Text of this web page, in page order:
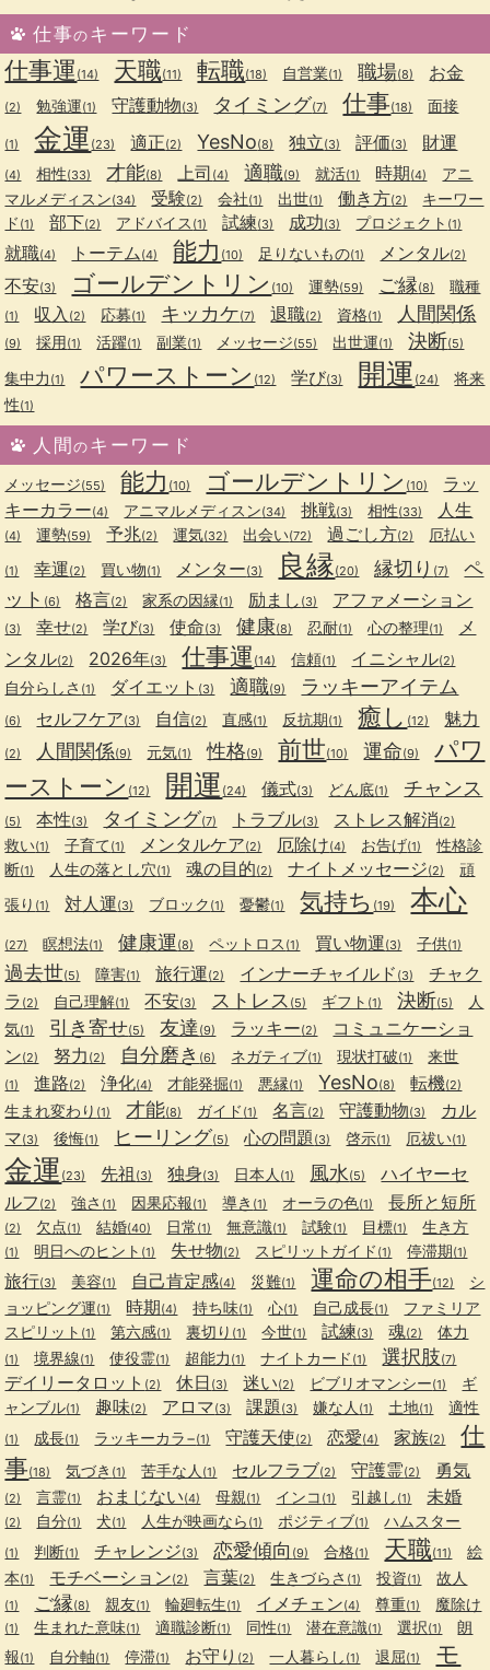
仕事のキーワード
仕事運 (14) 天職(11) 転職(18) 自営業(1) 職場(8) お金
(2) 勉強運(1) 守護動物(3) タイミング(7) 仕事(18) 面接
(1) 金運 (23) 適正(2) YesNo(8) 独立(3) 評価(3) 財運
(4) 相性(33) 才能(8) 上司 (4) 適職(9) 就活(1) 時期(4)
アニ
マルメディスン(34) 受験(2) 会社(1) 出世(1) 働き方(2)
キーワー
ド (1) 部下(2) アドバイス (1) 試練(3) 成功(3) プロジェクト (1)
就職(4) トーテム (4) 能力 (10) 足りないもの(1) メンタル(2)
不安(3) ゴールデントリン (10) 運勢(59) ご縁(8) 職種
(1) 収入 (2) 応募(1) キッカケ(7) 退職(2) 資格(1) 人間関係
(9) 採用(1) 活躍(1) 副業(1) メッセージ(55) 出世運(1) 決断(5)
集中力 (1) パワーストーン (12) 学び(3) 開運 (24)
将来
性(1)
人間のキーワード
メッセージ(55) 能力 (10) ゴールデントリン (10)
ラッ
キーカラー(4) アニマルメディスン(34) 挑戦(3) 相性(33) 人生
(4) 運勢(59) 予兆(2) 運気(32) 出会い(72) 過ごし方(2) 厄払い
(1) 幸運(2) 買い物(1) メンター(3) 良縁(20) 縁切り (7)
ペ
ット (6) 格言(2) 家系の因縁(1) 励まし (3) アファメーション
(3) 幸せ(2) 学び(3) 使命(3) 健康(8) 忍耐(1) 心の整理(1)
メ
ンタル(2) 2026年(3) 仕事運 (14) 信頼(1) イニシャル(2)
自分らしさ (1) ダイエット (3) 適職(9) ラッキーアイテム
(6) セルフケア(3) 自信(2) 直感(1) 反抗期(1) 癒し (12) 魅力
(2) 人間関係(9) 元気(1) 性格(9) 前世(10) 運命(9)
パワ
ーストーン (12) 開運 (24) 儀式(3) どん底(1) チャンス
(5) 本性(3) タイミング(7) トラブル(3) ストレス解消(2)
救い(1) 子育て(1) メンタルケア(2) 厄除け(4) お告げ(1)
性格診
断(1) 人生の落とし穴(1) 魂の目的(2) ナイトメッセージ(2)
頑
張り (1) 対人運(3) ブロック (1) 憂鬱(1) 気持ち (19) 本心
(27) 瞑想法(1) 健康運(8) ペットロス (1) 買い物運(3) 子供(1)
過去世(5) 障害(1) 旅行運(2) インナーチャイルド (3)
チャク
ラ (2) 自己理解(1) 不安(3) ストレス (5) ギフト (1) 決断(5)
人
気(1) 引き寄せ(5) 友達 (9) ラッキー(2)
コミュニケーショ
ン(2) 努力 (2) 自分磨き (6) ネガティブ(1) 現状打破(1) 来世
(1) 進路(2) 浄化(4) 才能発掘(1) 悪縁(1) YesNo(8) 転機(2)
生まれ変わり (1) 才能(8) ガイド (1) 名言(2) 守護動物(3)
カル
マ(3) 後悔(1) ヒーリング(5) 心の問題 (3) 啓示(1) 厄祓い(1)
金運 (23) 先祖 (3) 独身(3) 日本人 (1) 風水(5)
ハイヤーセ
ルフ (2) 強さ (1) 因果応報(1) 導き (1) オーラの色(1) 長所と短所
(2) 欠点(1) 結婚(40) 日常 (1) 無意識(1) 試験(1) 目標(1) 生き方
(1) 明日へのヒント (1) 失せ物(2) スピリットガイド (1) 停滞期(1)
旅行(3) 美容(1) 自己肯定感(4) 災難(1) 運命の相手(12)
シ
ョッピング運(1) 時期(4) 持ち味(1) 心(1) 自己成長(1)
ファミリア
スピリット (1) 第六感(1) 裏切り (1) 今世(1) 試練(3) 魂(2) 体力
(1) 境界線(1) 使役霊(1) 超能力 (1) ナイトカード (1) 選択肢(7)
デイリータロット (2) 休日 (3) 迷い(2) ビブリオマンシー(1)
ギ
ャンブル(1) 趣味(2) アロマ(3) 課題 (3) 嫌な人 (1) 土地(1) 適性
(1) 成長(1) ラッキーカラ−(1) 守護天使(2) 恋愛(4) 家族(2)
仕
事(18) 気づき (1) 苦手な人 (1) セルフラブ(2) 守護霊(2) 勇気
(2) 言霊(1) おまじない(4) 母親(1) インコ (1) 引越し (1) 未婚
(2) 自分(1) 犬(1) 人生が映画なら (1) ポジティブ(1) ハムスター
(1) 判断(1) チャレンジ(3) 恋愛傾向 (9) 合格(1) 天職(11)
絵
本(1) モチベーション(2) 言葉(2) 生きづらさ (1) 投資(1) 故人
(1) ご縁(8) 親友(1) 輪廻転生(1) イメチェン(4) 尊重(1) 魔除け
(1) 生まれた意味(1) 適職診断(1) 同性(1) 潜在意識(1) 選択(1)
朗
報(1) 自分軸(1) 停滞(1) お守り (2) 一人暮らし (1) 退屈(1)
モ